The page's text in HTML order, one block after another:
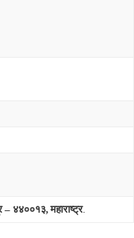
– ४४००१३, महाराष्ट्र.